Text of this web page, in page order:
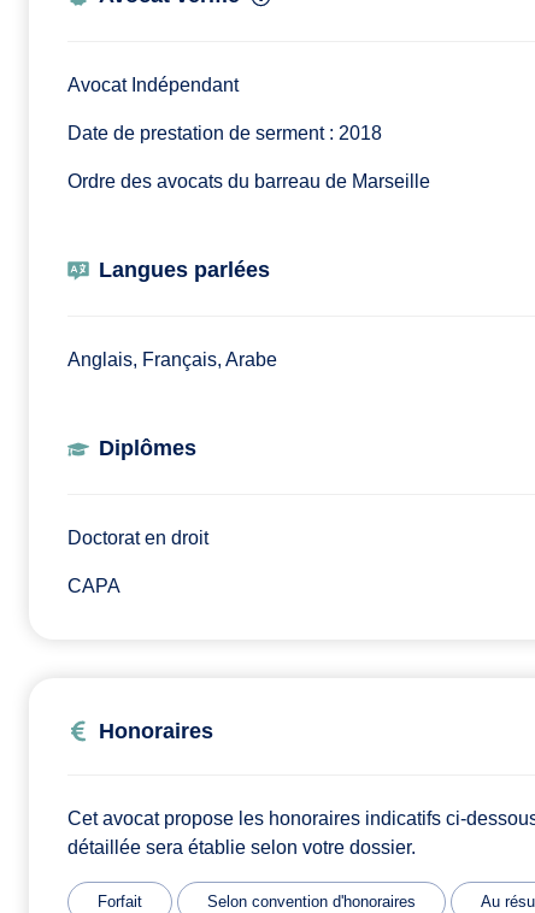
Avocat Indépendant
Date de prestation de serment : 2018
Ordre des avocats du barreau de Marseille
Langues parlées
Anglais, Français, Arabe
Diplômes
Doctorat en droit
CAPA
Honoraires
Cet avocat propose les honoraires indicatifs ci-
détaillée sera établie selon votre dossier.
Forfait Selon convention d'honoraires Au